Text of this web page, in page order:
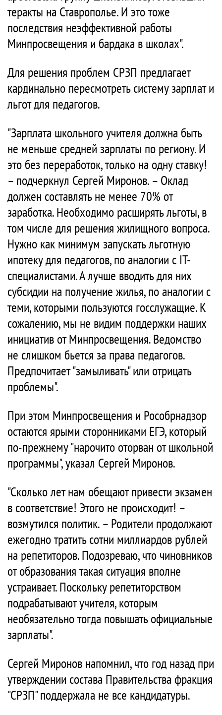
теракты на Ставрополье. И это тоже
последствия неэффективной работы
Минпросвещения и бардака в школах".
Для решения проблем СРЗП предлагает
кардинально пересмотреть систему зарплат и
льгот для педагогов.
"Зарплата школьного учителя должна быть
не меньше средней зарплаты по региону. И
это без переработок, только на одну ставку!
– подчеркнул Сергей Миронов. – Оклад
должен составлять не менее 70% от
заработка. Необходимо расширять льготы, в
том числе для решения жилищного вопроса.
Нужно как минимум запускать льготную
ипотеку для педагогов, по аналогии с IT-
специалистами. А лучше вводить для них
субсидии на получение жилья, по аналогии с
теми, которыми пользуются госслужащие. К
сожалению, мы не видим поддержки наших
инициатив от Минпросвещения. Ведомство
не слишком бьется за права педагогов.
Предпочитает "замыливать" или отрицать
проблемы".
При этом Минпросвещения и Рособрнадзор
остаются ярыми сторонниками ЕГЭ, который
по-прежнему "нарочито оторван от школьной
программы", указал Сергей Миронов.
"Сколько лет нам обещают привести экзамен
в соответствие! Этого не происходит! –
возмутился политик. – Родители продолжают
ежегодно тратить сотни миллиардов рублей
на репетиторов. Подозреваю, что чиновников
от образования такая ситуация вполне
устраивает. Поскольку репетиторством
подрабатывают учителя, которым
необязательно тогда повышать официальные
зарплаты".
Сергей Миронов напомнил, что год назад при
утверждении состава Правительства фракция
"СРЗП" поддержала не все кандидатуры.